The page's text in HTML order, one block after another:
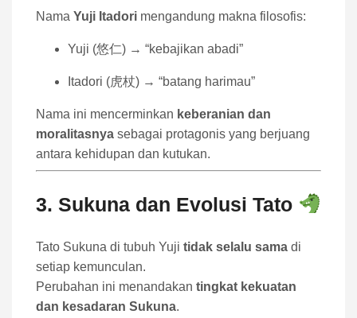
Nama Yuji Itadori mengandung makna filosofis:
Yuji (悠仁) → “kebajikan abadi”
Itadori (虎杖) → “batang harimau”
Nama ini mencerminkan keberanian dan
moralitasnya sebagai protagonis yang berjuang
antara kehidupan dan kutukan.
3. Sukuna dan Evolusi Tato
Tato Sukuna di tubuh Yuji tidak selalu sama di
setiap kemunculan.
Perubahan ini menandakan tingkat kekuatan
dan kesadaran Sukuna.